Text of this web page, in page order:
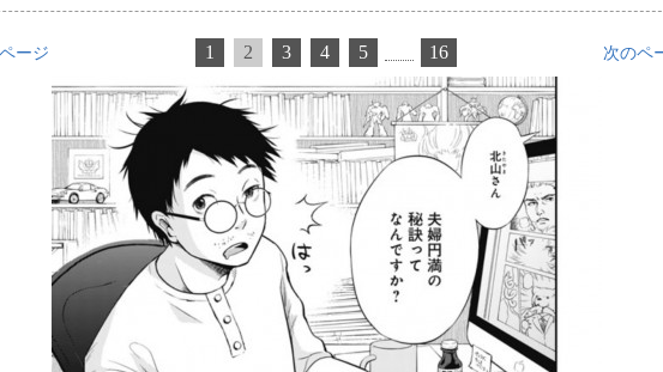
ージ 1 2 3 4 5 16 次のペ